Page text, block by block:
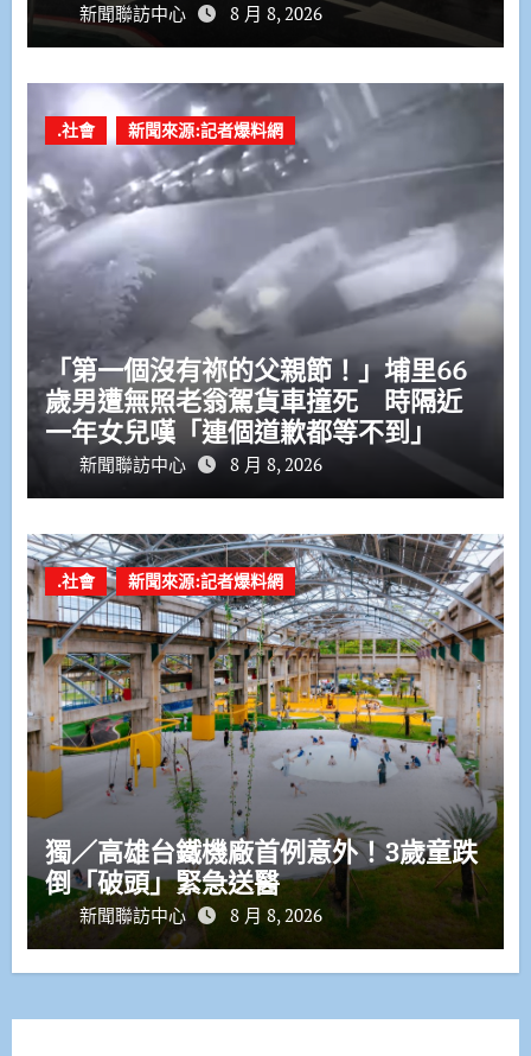
新聞聯訪中心 8 月 8, 2026
.社會 新聞來源:記者爆料網
「第一個沒有祢的父親節！」埔里66
歲男遭無照老翁駕貨車撞死 時隔近
一年女兒嘆「連個道歉都等不到」
新聞聯訪中心 8 月 8, 2026
.社會 新聞來源:記者爆料網
獨／高雄台鐵機廠首例意外！3歲童跌
倒「破頭」緊急送醫
新聞聯訪中心 8 月 8, 2026